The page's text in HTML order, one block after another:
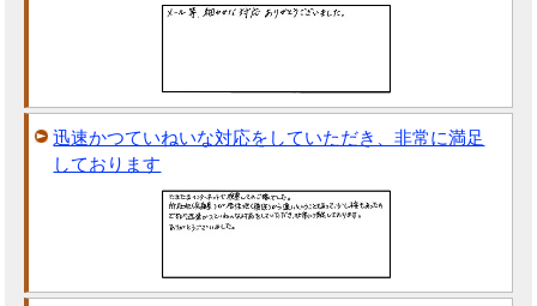
迅速かつていねいな対応をしていただき、非常に満足
しております